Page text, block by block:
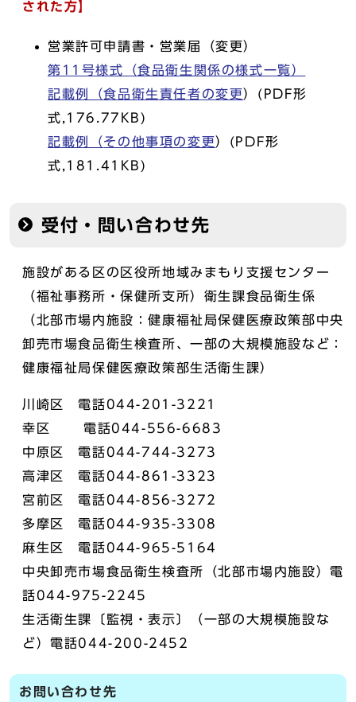
された方】
営業許可申請書・営業届（変更）
第11号様式（食品衛生関係の様式一覧）
記載例（食品衛生責任者の変更）(PDF形
式,176.77KB)
記載例（その他事項の変更）(PDF形
式,181.41KB)
受付・問い合わせ先
施設がある区の区役所地域みまもり支援センター
（福祉事務所・保健所支所）衛生課食品衛生係
（北部市場内施設：健康福祉局保健医療政策部中央
卸売市場食品衛生検査所、一部の大規模施設など：
健康福祉局保健医療政策部生活衛生課）
川崎区 電話044-201-3221
幸区 電話044-556-6683
中原区 電話044-744-3273
高津区 電話044-861-3323
宮前区 電話044-856-3272
多摩区 電話044-935-3308
麻生区 電話044-965-5164
中央卸売市場食品衛生検査所（北部市場内施設）電
話044-975-2245
生活衛生課〔監視・表示〕（一部の大規模施設な
ど）電話044-200-2452
お問い合わせ先